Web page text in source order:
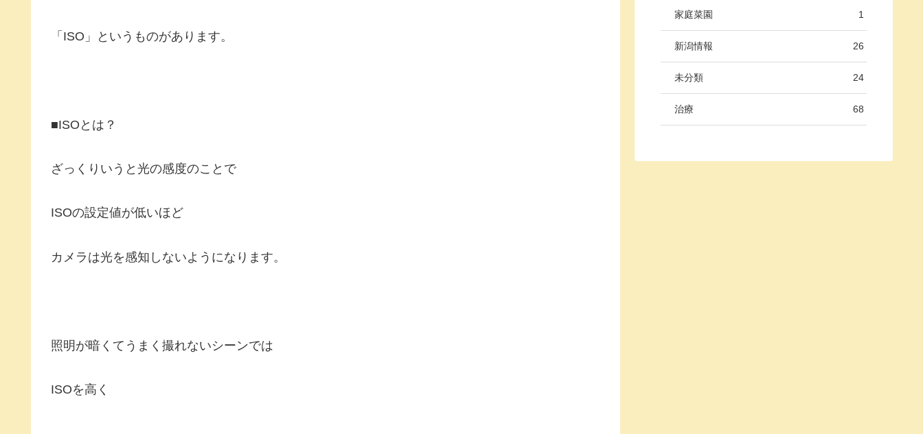
「ISO」というものがあります。
■ISOとは？
ざっくりいうと光の感度のことで
ISOの設定値が低いほど
カメラは光を感知しないようになります。
照明が暗くてうまく撮れないシーンでは
ISOを高く
家庭菜園 1
新潟情報 26
未分類 24
治療 68